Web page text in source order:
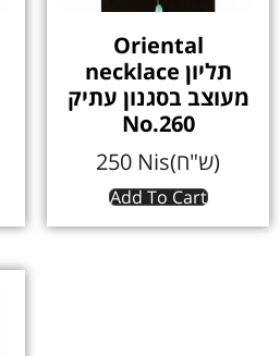
Oriental
necklace תליון
מעוצב בסגנון עתיק
No.260
250
Nis(ש"ח)
Add To Cart